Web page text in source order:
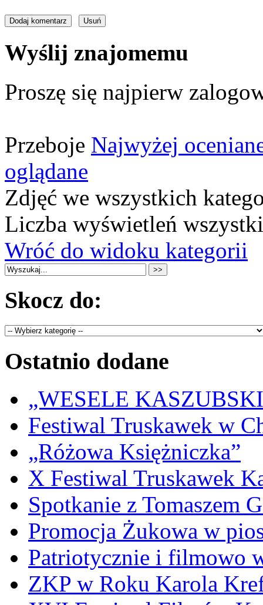
Wyślij znajomemu
Proszę się najpierw
Przeboje Najwyżej
oglądane
Zdjęć we wszystkich
Liczba wyświetleń
Wróć do widoku kategorii
Skocz do:
Ostatnio dodane
„WESELE
Festiwal Truskawek w
„Różowa Księżniczka”
X Festiwal Truskawek
Spotkanie z Tomaszem
Promocja Żukowa w
Patriotycznie i filmowo
ZKP w Roku Karola